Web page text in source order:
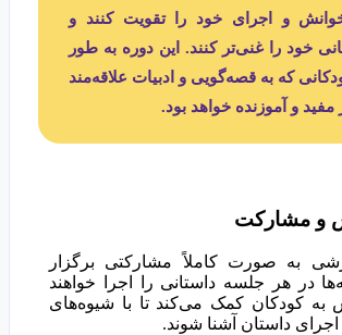
و اجرای خود را تقویت کنند و
خود را غنی‌تر کنند. این دوره به طور
که به قصه‌گویی و ادبیات علاقه‌مند
مفید و آموزنده خواهد بود.
و مشارکت
به صورت کاملاً مشارکتی برگزار
در هر جلسه داستانی را اجرا خواهند
به کودکان کمک می‌کند تا با شیوه‌های
داستان آشنا شوند.